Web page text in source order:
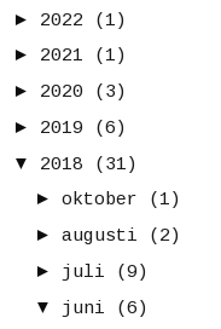
► 2022
(1)
► 2021
(1)
► 2020
(3)
► 2019
(6)
▼
2018
(31)
► oktober
(1)
► augusti
(2)
► juli
(9)
▼
juni
(6)